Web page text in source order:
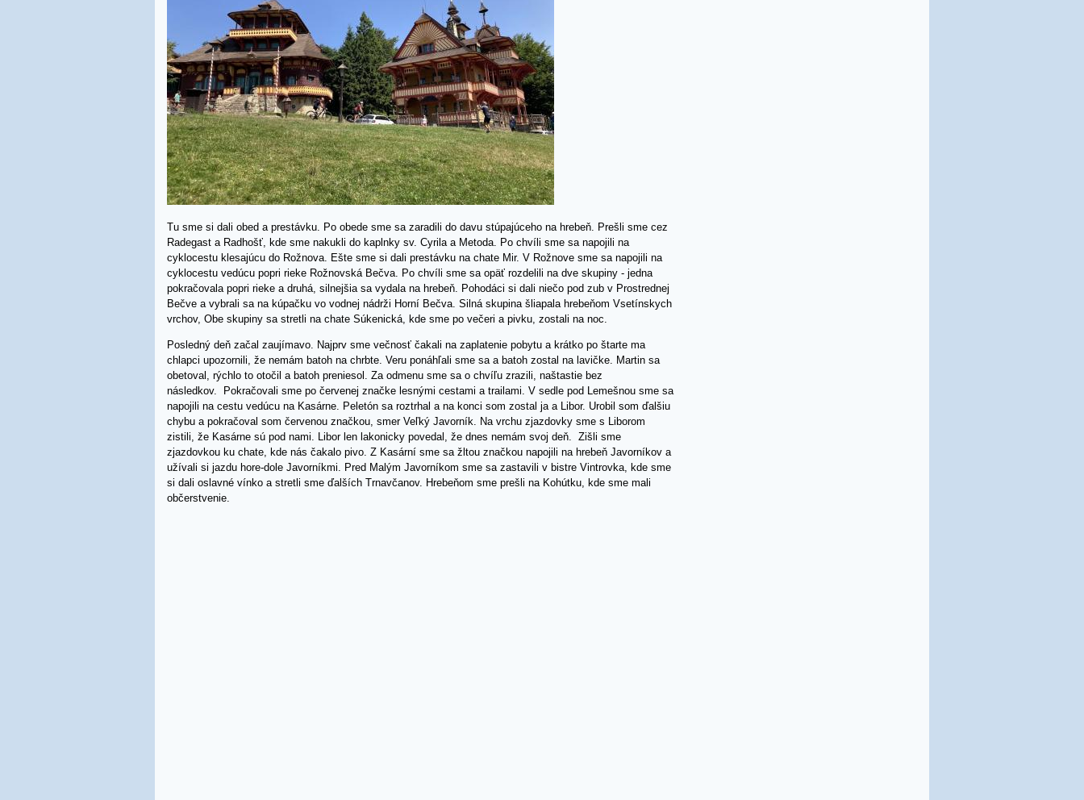
Tu sme si dali obed a prestávku. Po obede sme sa zaradili do davu stúpajúceho na hrebeň. Prešli sme cez
Radegast a Radhošť, kde sme nakukli do kaplnky sv. Cyrila a Metoda. Po chvíli sme sa napojili na
cyklocestu klesajúcu do Rožnova. Ešte sme si dali prestávku na chate Mir. V Rožnove sme sa napojili na
cyklocestu vedúcu popri rieke Rožnovská Bečva. Po chvíli sme sa opäť rozdelili na dve skupiny - jedna
pokračovala popri rieke a druhá, silnejšia sa vydala na hrebeň. Pohodáci si dali niečo pod zub v Prostrednej
Bečve a vybrali sa na kúpačku vo vodnej nádrži Horní Bečva. Silná skupina šliapala hrebeňom Vsetínskych
vrchov, Obe skupiny sa stretli na chate Súkenická, kde sme po večeri a pivku, zostali na noc.
Posledný deň začal zaujímavo. Najprv sme večnosť čakali na zaplatenie pobytu a krátko po štarte ma
chlapci upozornili, že nemám batoh na chrbte. Veru ponáhľali sme sa a batoh zostal na lavičke. Martin sa
obetoval, rýchlo to otočil a batoh preniesol. Za odmenu sme sa o chvíľu zrazili, naštastie bez
následkov. Pokračovali sme po červenej značke lesnými cestami a trailami. V sedle pod Lemešnou sme sa
napojili na cestu vedúcu na Kasárne. Peletón sa roztrhal a na konci som zostal ja a Libor. Urobil som ďalšiu
chybu a pokračoval som červenou značkou, smer Veľký Javorník. Na vrchu zjazdovky sme s Liborom
zistili, že Kasárne sú pod nami. Libor len lakonicky povedal, že dnes nemám svoj deň. Zišli sme
zjazdovkou ku chate, kde nás čakalo pivo. Z Kasární sme sa žltou značkou napojili na hrebeň Javorníkov a
užívali si jazdu hore-dole Javorníkmi. Pred Malým Javorníkom sme sa zastavili v bistre Vintrovka, kde sme
si dali oslavné vínko a stretli sme ďalších Trnavčanov. Hrebeňom sme prešli na Kohútku, kde sme mali
občerstvenie.